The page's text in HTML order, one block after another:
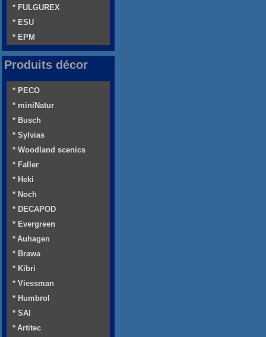
* FULGUREX
* ESU
* EPM
Produits décor
* PECO
* miniNatur
* Busch
* Sylvias
* Woodland scenics
* Faller
* Heki
* Noch
* DECAPOD
* Evergreen
* Auhagen
* Brawa
* Kibri
* Viessman
* Humbrol
* SAI
* Artitec